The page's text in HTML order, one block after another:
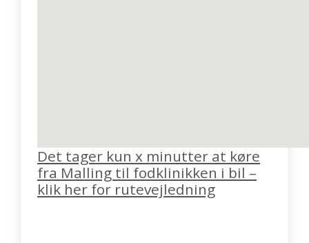
Det tager kun x minutter at køre
fra Malling til fodklinikken i bil –
klik her for rutevejledning